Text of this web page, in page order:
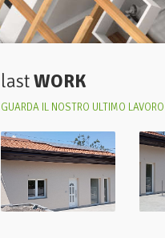
lastWORK
GUARDA IL NOSTRO ULTIMO